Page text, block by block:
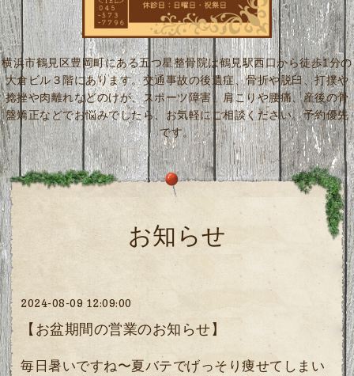
横浜市鶴見区豊岡町にある五つ星整骨院は鶴見駅西口から徒歩1分の
大倉ビル３階にあります。交通事故の後遺症、骨折や脱臼、打撲や
捻挫や肉離れなどのけが、スポーツ障害、肩こりや腰痛、産後の骨
盤矯正などでお悩みでしたら、お気軽にご相談ください。予約優先
です。
お知らせ
2024-08-09 12:09:00
【お盆期間の営業のお知らせ】
毎日暑いですね〜夏バテでげっそり痩せてしまい